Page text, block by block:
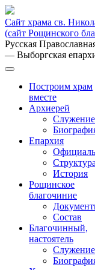
Сайт храма св.
(сайт Рощинского
Русская
— Выборгская
Построим храм
вместе
Архиерей
Епархия
Структура
История
Рощинское
благочиние
Состав
Благочинный,
настоятель
Служение